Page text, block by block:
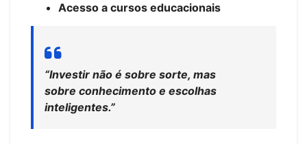
Acesso a cursos educacionais
“Investir não é sobre sorte, mas
sobre conhecimento e escolhas
inteligentes.”